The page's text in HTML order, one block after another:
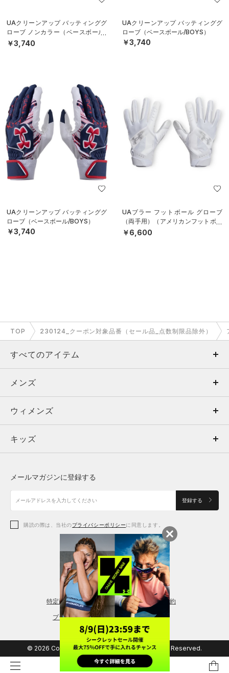
UAクリーンアップ バッティンググ
ローブ ノンカラー（ベースボール/
MEN）
￥3,740
UAクリーンアップ バッティンググ
ローブ（ベースボール/BOYS）
￥3,740
UAクリーンアップ バッティンググ
ローブ（ベースボール/BOYS）
￥3,740
UAブラー フットボール グローブ
（両手用）（アメリカンフットボー
ル/MEN）
￥6,600
TOP 230124_クーポン対象品番（セール品_点数制限品除外）
すべてのアイテム
メンズ
ウィメンズ
キッズ
アクセサリー
メンズ
トップス
ボトムス
アクセサリー
ウィメンズ
トップス
シューズ
アクセサリー
レギンス＆タイツ
キッズ
シューズ
メールマガジンに登録する
登録する
購読の際は、当社のプライバシーポリシーに同意します。
特定商取引法に基づく通販の表記 会員規約
プライバシーポリシー
© 2026 Copyright DOME Corporation. All Rights Reserved.